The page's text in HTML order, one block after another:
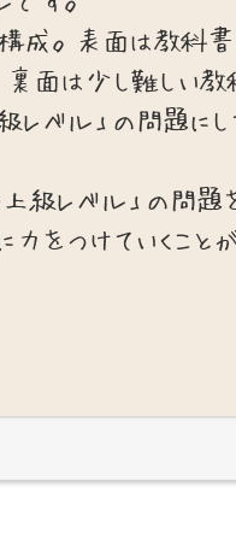
成。表面は教科書
裏面は少し難しい教
レベル」の問題にし
級レベル」の問題
をつけていくこと